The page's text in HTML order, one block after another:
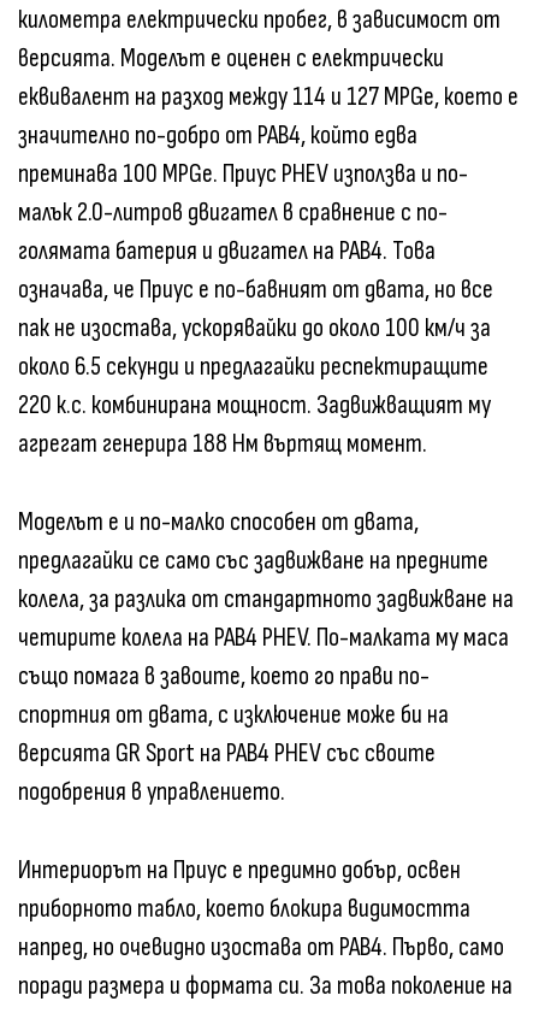
километра електрически пробег, в зависимост от
версията. Моделът е оценен с електрически
еквивалент на разход между 114 и 127 MPGe, което е
значително по-добро от РАВ4, който едва
преминава 100 MPGe. Приус PHEV използва и по-
малък 2.0-литров двигател в сравнение с по-
голямата батерия и двигател на РАВ4. Това
означава, че Приус е по-бавният от двата, но все
пак не изостава, ускорявайки до около 100 км/ч за
около 6.5 секунди и предлагайки респектиращите
220 к.с. комбинирана мощност. Задвижващият му
агрегат генерира 188 Нм въртящ момент.
Моделът е и по-малко способен от двата,
предлагайки се само със задвижване на предните
колела, за разлика от стандартното задвижване на
четирите колела на РАВ4 PHEV. По-малката му маса
също помага в завоите, което го прави по-
спортния от двата, с изключение може би на
версията GR Sport на РАВ4 PHEV със своите
подобрения в управлението.
Интериорът на Приус е предимно добър, освен
приборното табло, което блокира видимостта
напред, но очевидно изостава от РАВ4. Първо, само
поради размера и формата си. За това поколение на